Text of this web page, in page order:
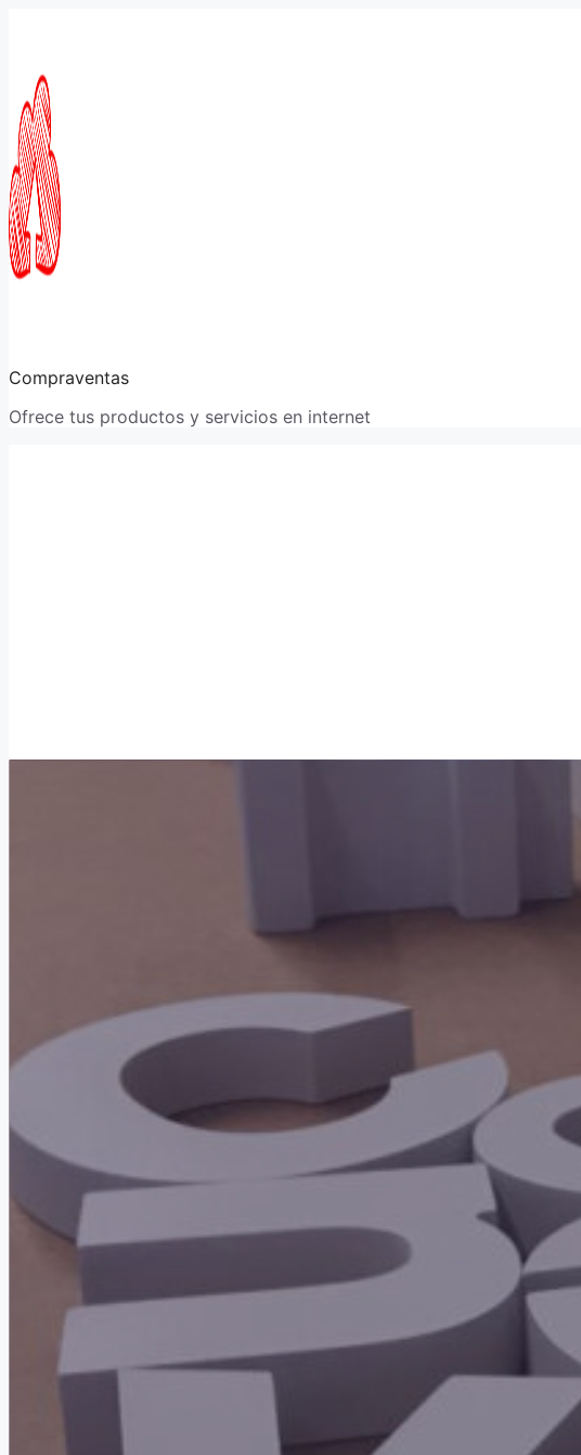
Compraventas
Ofrece tus productos y servicios en internet